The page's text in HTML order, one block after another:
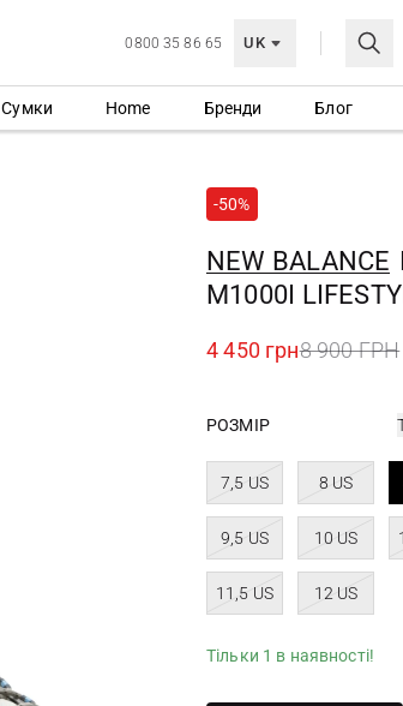
0800 35 86 65 UK
МОЯ
Сумки Home Бренди Блог
-50%
NEW BALANCE
M1000I
4 450 грн8 900 ГРН
РОЗМІР
7,5 US 8 US
9,5 US 10 US
11,5 US 12 US
Тільки 1 в наявності!